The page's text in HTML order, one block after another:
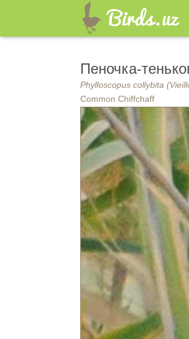
Пеночка-
Phylloscopus collybita
Common Chiffchaff